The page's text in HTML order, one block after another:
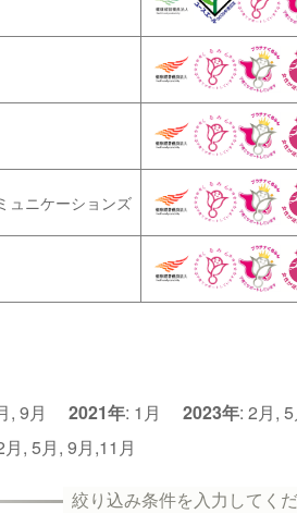
ュニケーションズ
, 9月 2021年: 1月 2023年: 2月, 5
月, 5月, 9月,11月